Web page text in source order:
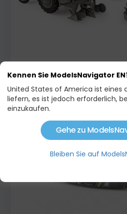
FERGUSON - TOOL KIT
76,00 €
Auf Lager
Kennen Sie ModelsNavigator
United States of America ist eines
liefern, es ist jedoch erforderlich,
einzukaufen.
Gehe zu
Bleiben Sie auf